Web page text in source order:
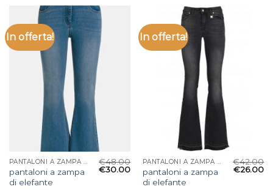
In offerta!
pantaloni a zampa
di elefante
€48.00
€30.00
In offerta!
pantaloni a zampa
di elefante
€42.00
€26.00